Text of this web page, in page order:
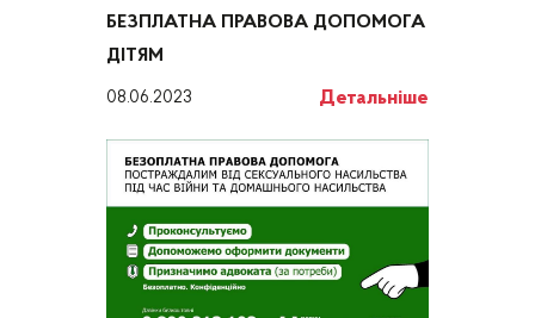
БЕЗПЛАТНА ПРАВОВА ДОПОМОГА
ДІТЯМ
08.06.2023 Детальніше